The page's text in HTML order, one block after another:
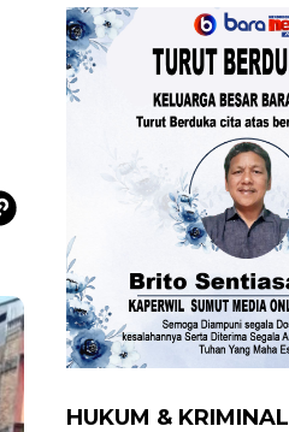
HUKUM & KRIMINAL